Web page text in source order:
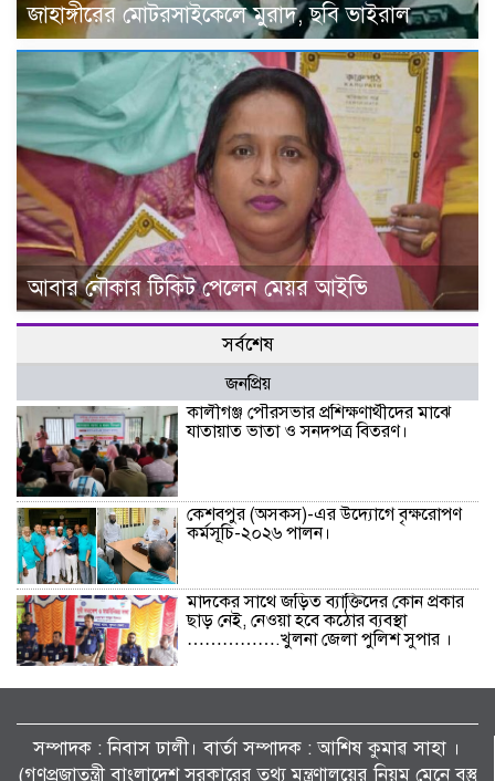
জাহাঙ্গীরের মোটরসাইকেলে মুরাদ, ছবি ভাইরাল
আবার নৌকার টিকিট পেলেন মেয়র আইভি
সর্বশেষ
জনপ্রিয়
কালীগঞ্জ পৌরসভার প্রশিক্ষণার্থীদের মাঝে
যাতায়াত ভাতা ও সনদপত্র বিতরণ।
কেশবপুর (অসকস)-এর উদ্যোগে বৃক্ষরোপণ
কর্মসূচি-২০২৬ পালন।
মাদকের সাথে জড়িত ব্যাক্তিদের কোন প্রকার
ছাড় নেই, নেওয়া হবে কঠোর ব্যবস্থা
…………….খুলনা জেলা পুলিশ সুপার ।
সম্পাদক : নিবাস ঢালী। বার্তা সম্পাদক : আশিষ কুমাৱ সাহা ।
(গণপ্রজাতন্ত্রী বাংলাদেশ সরকারের তথ্য মন্ত্রণালয়ের নিয়ম মেনে বস্তু